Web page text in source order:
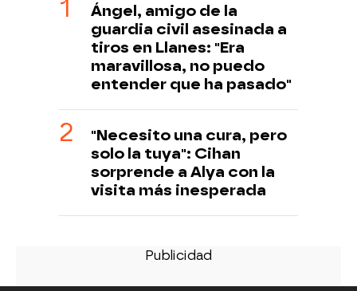
Ángel, amigo de la
guardia civil asesinada a
tiros en Llanes: "Era
maravillosa, no puedo
entender que ha pasado"
"Necesito una cura, pero
solo la tuya": Cihan
sorprende a Alya con la
visita más inesperada